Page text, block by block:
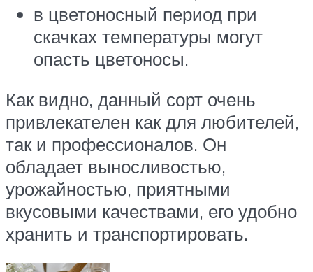
в цветоносный период при
скачках температуры могут
опасть цветоносы.
Как видно, данный сорт очень
привлекателен как для любителей,
так и профессионалов. Он
обладает выносливостью,
урожайностью, приятными
вкусовыми качествами, его удобно
хранить и транспортировать.